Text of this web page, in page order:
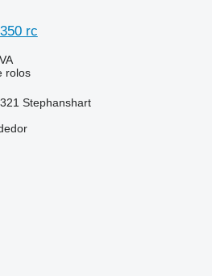
rc
rolos
Stephanshart